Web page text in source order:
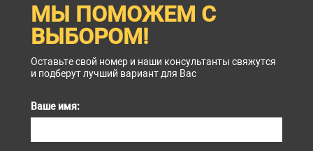
МЫ ПОМОЖЕМ С
ВЫБОРОМ!
Оставьте свой номер и наши консультанты свяжутся
и подберут лучший вариант для Вас
Ваше имя: